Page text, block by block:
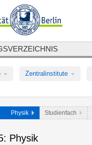
Zentralinstitute
Physik Studienfach
Physik